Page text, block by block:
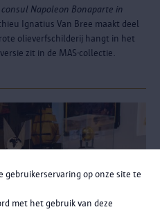
gebruikerservaring op onze site te
met het gebruik van deze
Napoleon Bonaparte in
Ignatius Van Bree maakt deel
olieverfschilderij hangt in het
zit in de MAS-collectie.